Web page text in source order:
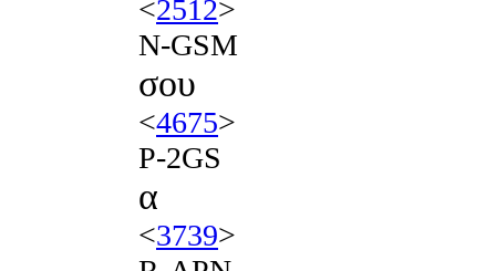
<2512>
N-GSM
σου
<4675>
P-2GS
α
<3739>